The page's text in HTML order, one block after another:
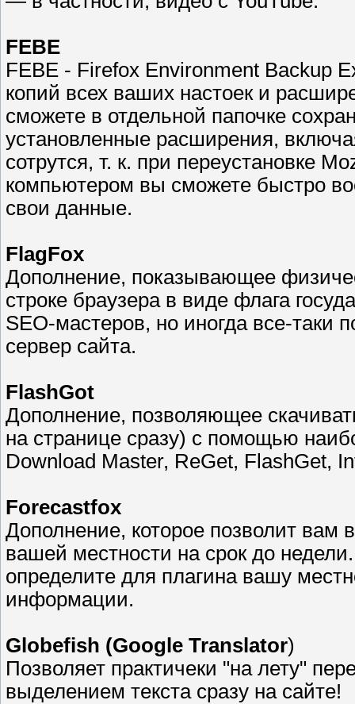
FEBE
FEBE - Firefox Environment Backup
копий всех ваших настоек и
сможете в отдельной папочке
установленные расширения,
сотрутся, т. к. при переустановке
компьютером вы сможете быстро
свои данные.
FlagFox
Дополнение, показывающее
строке браузера в виде флага
SEO-мастеров, но иногда все-таки
сервер сайта.
FlashGot
Дополнение, позволяющее
на странице сразу) с помощью
Download Master, ReGet, FlashGet,
Forecastfox
Дополнение, которое позволит вам
вашей местности на срок до
определите для плагина вашу
информации.
Globefish (Google Translator)
Позволяет практичеки "на лету"
выделением текста сразу на сайте!